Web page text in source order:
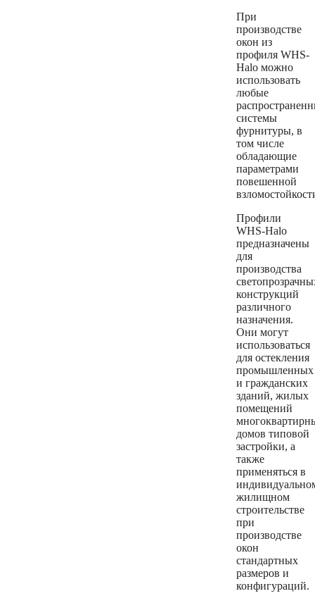
При
производстве
окон из
профиля WHS-
Halo можно
использовать
любые
системы
фурнитуры, в
том числе
обладающие
параметрами
повешенной
Профили
WHS-Halo
предназначены
для
производства
конструкций
различного
назначения.
Они могут
использоваться
для остекления
промышленных
и гражданских
зданий, жилых
помещений
домов типовой
застройки, а
также
применяться в
жилищном
строительстве
при
производстве
окон
стандартных
размеров и
конфигураций.